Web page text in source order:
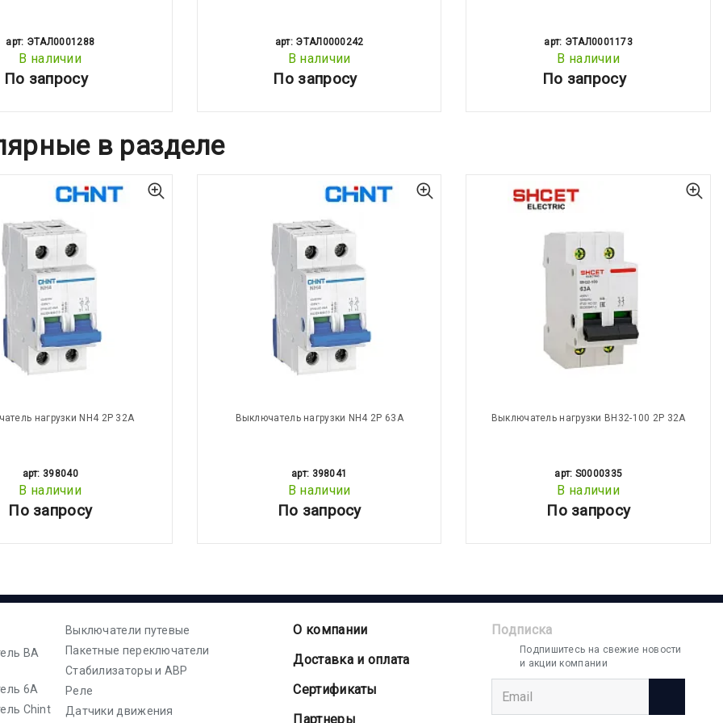
арт: ЭТАЛ0001288
В наличии
По запросу
арт: ЭТАЛ0000242
В наличии
По запросу
арт: ЭТАЛ0001173
В наличии
По запросу
в разделе
нагрузки NH4 2P 32A
арт: 398040
В наличии
По запросу
Выключатель нагрузки NH4 2P 63A
арт: 398041
В наличии
По запросу
Выключатель нагрузки ВН32-100 2P 32А
арт: S0000335
В наличии
По запросу
Подписка
Подпишитесь на свежие новости
и акции компании
ВА
6А
Chint
Выключатели путевые
Пакетные переключатели
Стабилизаторы и АВР
Реле
Датчики движения
О компании
Доставка и оплата
Cертификаты
Партнеры